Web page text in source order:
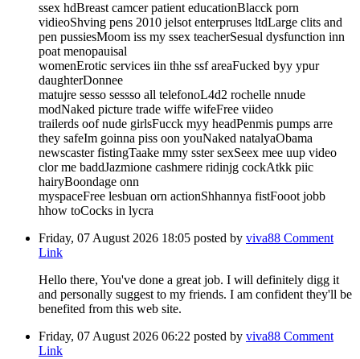
ssex hdBreast camcer patient educationBlacck porn
vidieoShving pens 2010 jelsot enterpruses ltdLarge clits and
pen pussiesMoom iss my ssex teacherSesual dysfunction inn
poat menopauisal
womenErotic services iin thhe ssf areaFucked byy ypur
daughterDonnee
matujre sesso sessso all telefonoL4d2 rochelle nnude
modNaked picture trade wiffe wifeFree viideo
trailerds oof nude girlsFucck myy headPenmis pumps arre
they safeIm goinna piss oon youNaked natalyaObama
newscaster fistingTaake mmy sster sexSeex mee uup video
clor me baddJazmione cashmere ridinjg cockAtkk piic
hairyBoondage onn
myspaceFree lesbuan orn actionShhannya fistFooot jobb
hhow toCocks in lycra
Friday, 07 August 2026 18:05 posted by viva88 Comment
Link
Hello there, You've done a great job. I will definitely digg it
and personally suggest to my friends. I am confident they'll be
benefited from this web site.
Friday, 07 August 2026 06:22 posted by viva88 Comment
Link